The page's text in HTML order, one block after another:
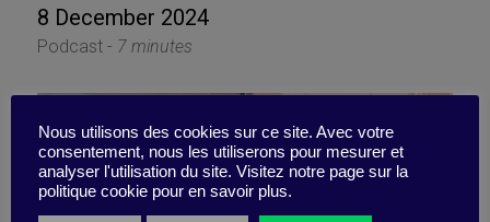
8 December 2024
Podcast - 7 minutes
Nous utilisons des cookies sur ce site. Avec votre
consentement, nous les utiliserons pour mesurer et
analyser l'utilisation du site. Visitez notre page sur la
politique cookie pour en savoir plus.